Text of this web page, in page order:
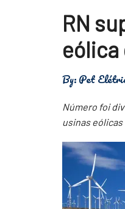
Energia
Física
Meio Ambiente
Saúde
Tecnologia
RN
eólica
By:Pet
Número foi
usinas